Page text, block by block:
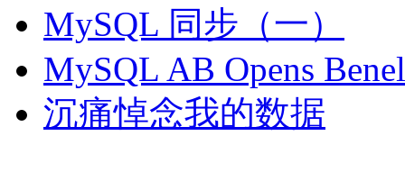
MySQL 同步（一）
MySQL AB Opens
沉痛悼念我的数据